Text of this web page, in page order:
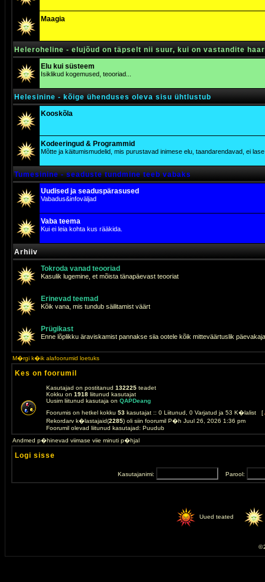
Maagia
Heleroheline - elujõud on täpselt nii suur, kui on vastandite
Elu kui süsteem
Isiklikud kogemused, teooriad...
Helesinine - kõige ühenduses oleva sisu ühtlustub
Kooskõla
Kodeeringud & Programmid
Mõtte ja käitumismudelid, mis purustavad inimese elu, taandarendavad, ei
Tumesinine - seaduste tundmine teeb vabaks
Uudised ja seaduspärasused
Vabadus&infoväljad
Vaba teema
Kui ei leia kohta kus rääkida.
Arhiiv
Tokroda vanad teooriad
Kasulik lugemine, et mõista tänapäevast teooriat
Erinevad teemad
Kõik vana, mis tundub säilitamist väärt
Prügikast
Enne lõplikku äraviskamist pannakse siia ootele kõik mitteväärtuslik
M�rgi k�ik alafoorumid loetuks
Kes on foorumil
Kasutajad on postitanud 132225 teadet
Kokku on 1918 liitunud kasutajat
Uusim liitunud kasutaja on QAPDeang
Foorumis on hetkel kokku 53 kasutajat :: 0 Liitunud, 0 Varjatud ja 53 K�lalist [
Rekordarv k�lastajaid(2285) oli siin foorumil P�h Juul 26, 2026 1:36 pm
Foorumil olevad liitunud kasutajad: Puudub
Andmed p�hinevad viimase viie minuti p�hjal
Logi sisse
Kasutajanimi: Parool:
Uued teated
©